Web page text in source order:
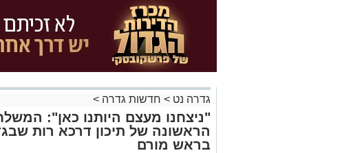
גדרה נט > חדשות גדרה >
"ניצחנו מעצם היותנו כאן":
הראשונה של תיכון דרכא רות
בראש מורם